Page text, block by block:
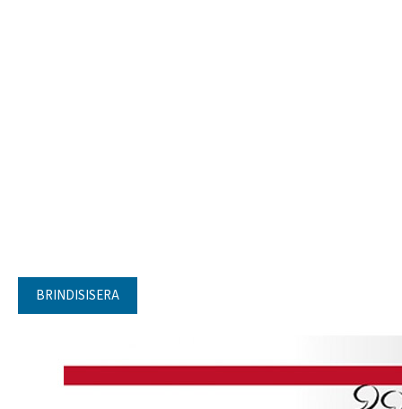
BRINDISISERA